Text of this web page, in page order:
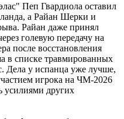
Пеп Гвардиола оставил
а Райан Шерки и
Райан даже принял
голевую передачу на
после восстановления
в списке травмированных
Дела у испанца уже лучше,
игрока на ЧМ-2026
усилиями других